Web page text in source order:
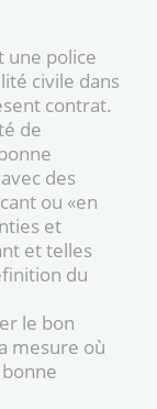
une police
civile dans
contrat.
de
des
ou «en
et
et telles
du
le bon
mesure où